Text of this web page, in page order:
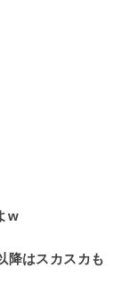
w
降はスカスカも